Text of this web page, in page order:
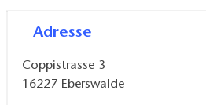
Adresse
Coppistrasse 3
16227 Eberswalde